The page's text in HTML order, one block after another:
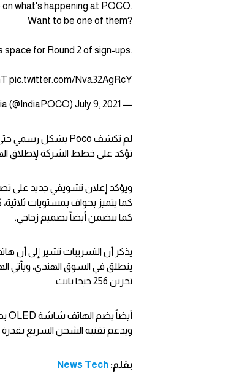
what's happening at POCO.
Want to be one of them?
space for Round 2 of sign-ups.
pic.twitter.com/Nva32AgRcY
— POCO India (@IndiaPOCO)
July 9, 2021
تؤكد على خطط الشركة لإطلاق
كما يتضمن أيضاً تصميم زجاجي.
تخزين 256 جيجا بايت.
ويدعم تقنية الشحن السريع بقدرة 67W.
بقلم: News Tech